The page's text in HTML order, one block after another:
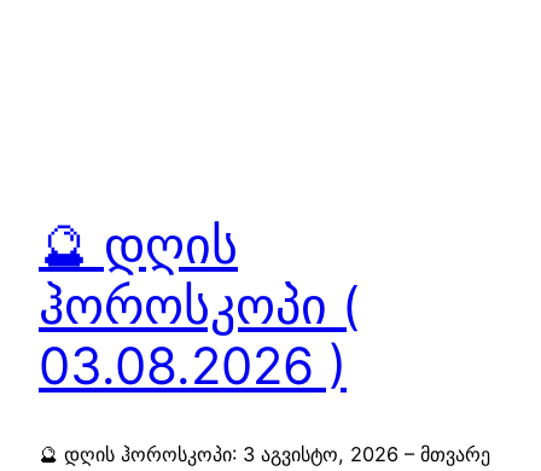
🔮 დღის
ჰოროსკოპი (
03.08.2026 )
🔮 დღის ჰოროსკოპი: 3 აგვისტო, 2026 – მთვარე